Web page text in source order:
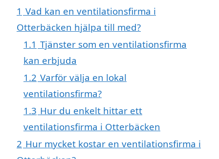
1 Vad kan en ventilationsfirma i
Otterbäcken hjälpa till med?
1.1 Tjänster som en ventilationsfirma
kan erbjuda
1.2 Varför välja en lokal
ventilationsfirma?
1.3 Hur du enkelt hittar ett
ventilationsfirma i Otterbäcken
2 Hur mycket kostar en ventilationsfirma i